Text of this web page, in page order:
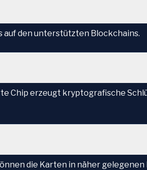
den unterstützten Blockchains.
Chip erzeugt kryptografische
die Karten in näher